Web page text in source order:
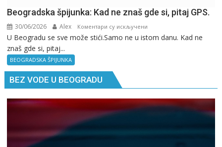
Beogradska špijunka: Kad ne znaš gde si, pitaj GPS.
30/06/2026 Alex Коментари су искључени
Beogradska
si,
U Beogradu se sve može stići.Samo ne u istom danu. Kad ne
znaš gde si, pitaj...
BEOGRADSKA ŠPIJUNKA
BEZ VODE U BEOGRADU